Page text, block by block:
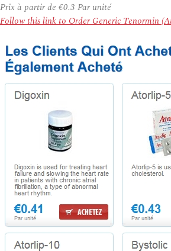
Prix à partir de €0.3 Par unité
Follow this link to Order Generic Tenormin